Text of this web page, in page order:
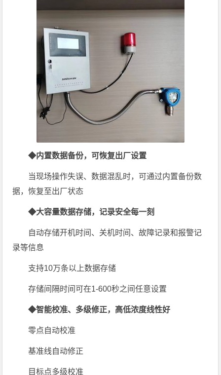
◆内置数据备份，可恢复出厂设置
当现场操作失误、数据混乱时，可通过内置备份数
据，恢复至出厂状态
◆大容量数据存储，记录安全每一刻
自动存储开机时间、关机时间、故障记录和报警记
录等信息
支持10万条以上数据存储
存储间隔时间可在1-600秒之间任意设置
◆智能校准、多级修正，高低浓度线性好
零点自动校准
基准线自动修正
目标点多级校准